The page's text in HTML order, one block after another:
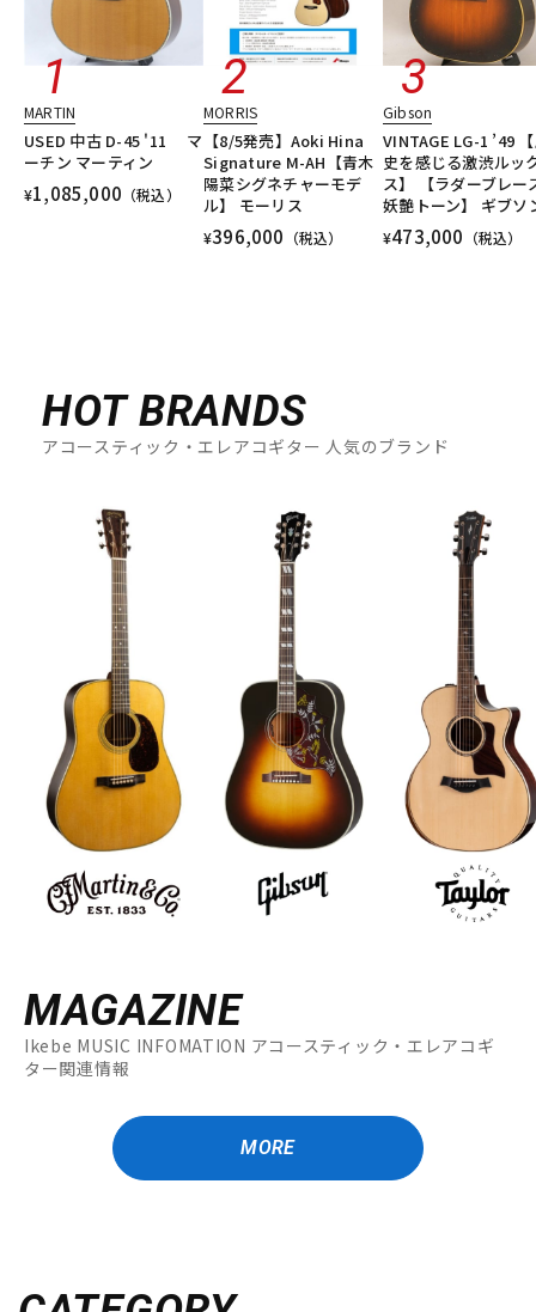
MARTIN
USED 中古 D-45 '11 マ
ーチン マーティン
¥1,085,000 （税込）
MORRIS
【8/5発売】Aoki Hina
Signature M-AH【青木
陽菜シグネチャーモデ
ル】 モーリス
¥396,000 （税込）
Gibson
VINTAGE LG-1 ’49
史を感じる激渋ルッ
ス】 【ラダーブレー
妖艶トーン】 ギブソ
¥473,000 （税込）
HOT BRANDS
アコースティック・エレアコギター 人気のブランド
MAGAZINE
Ikebe MUSIC INFOMATION アコースティック・エレアコギ
ター関連情報
MORE